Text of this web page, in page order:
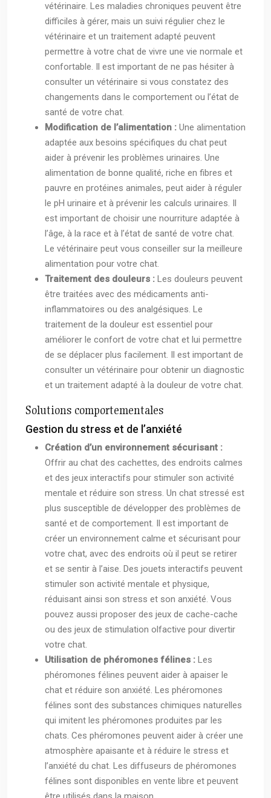
vétérinaire. Les maladies chroniques peuvent être
difficiles à gérer, mais un suivi régulier chez le
vétérinaire et un traitement adapté peuvent
permettre à votre chat de vivre une vie normale et
confortable. Il est important de ne pas hésiter à
consulter un vétérinaire si vous constatez des
changements dans le comportement ou l’état de
santé de votre chat.
Modification de l’alimentation : Une alimentation
adaptée aux besoins spécifiques du chat peut
aider à prévenir les problèmes urinaires. Une
alimentation de bonne qualité, riche en fibres et
pauvre en protéines animales, peut aider à réguler
le pH urinaire et à prévenir les calculs urinaires. Il
est important de choisir une nourriture adaptée à
l’âge, à la race et à l’état de santé de votre chat.
Le vétérinaire peut vous conseiller sur la meilleure
alimentation pour votre chat.
Traitement des douleurs : Les douleurs peuvent
être traitées avec des médicaments anti-
inflammatoires ou des analgésiques. Le
traitement de la douleur est essentiel pour
améliorer le confort de votre chat et lui permettre
de se déplacer plus facilement. Il est important de
consulter un vétérinaire pour obtenir un diagnostic
et un traitement adapté à la douleur de votre chat.
Solutions comportementales
Gestion du stress et de l’anxiété
Création d’un environnement sécurisant :
Offrir au chat des cachettes, des endroits calmes
et des jeux interactifs pour stimuler son activité
mentale et réduire son stress. Un chat stressé est
plus susceptible de développer des problèmes de
santé et de comportement. Il est important de
créer un environnement calme et sécurisant pour
votre chat, avec des endroits où il peut se retirer
et se sentir à l’aise. Des jouets interactifs peuvent
stimuler son activité mentale et physique,
réduisant ainsi son stress et son anxiété. Vous
pouvez aussi proposer des jeux de cache-cache
ou des jeux de stimulation olfactive pour divertir
votre chat.
Utilisation de phéromones félines : Les
phéromones félines peuvent aider à apaiser le
chat et réduire son anxiété. Les phéromones
félines sont des substances chimiques naturelles
qui imitent les phéromones produites par les
chats. Ces phéromones peuvent aider à créer une
atmosphère apaisante et à réduire le stress et
l’anxiété du chat. Les diffuseurs de phéromones
félines sont disponibles en vente libre et peuvent